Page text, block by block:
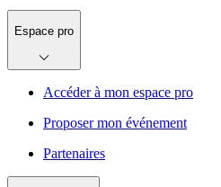
Espace pro
Accéder à mon espace pro
Proposer mon événement
Partenaires